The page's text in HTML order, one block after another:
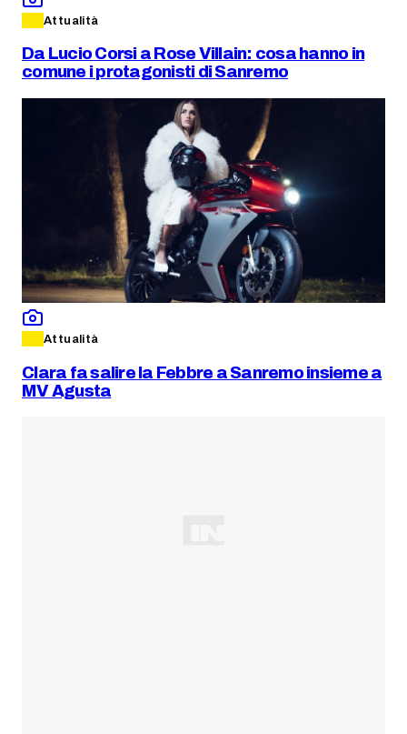
Attualità
Da Lucio Corsi a Rose Villain: cosa hanno in
comune i protagonisti di Sanremo
Attualità
Clara fa salire la Febbre a Sanremo insieme a
MV Agusta